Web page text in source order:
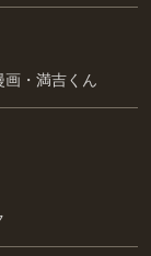
画・満吉くん